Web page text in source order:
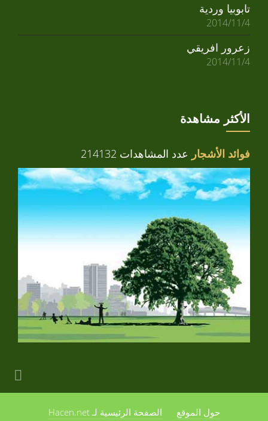
تابوبيا وردية
2014/11/4
زعرور افريقي
2014/11/4
الأكثر مشاهدة
فوائد الأشجار عدد المشاهدات 214132
حول الموقع
الصفحة الرئيسية لـ Hacen.net